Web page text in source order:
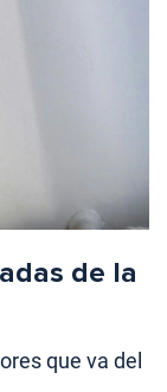
de la
que va del